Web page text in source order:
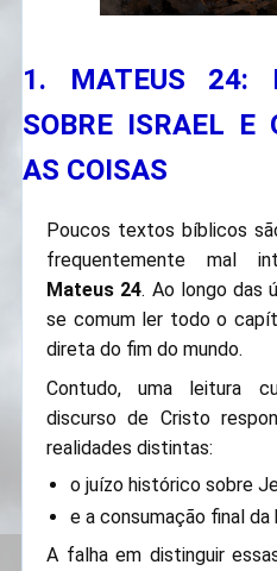
1. MATEUS 24:
SOBRE ISRAEL E
AS COISAS
Poucos textos bíblicos
frequentemente mal
Mateus 24. Ao longo das
se comum ler todo o
direta do fim do mundo.
Contudo, uma leitura
discurso de Cristo
realidades distintas:
o juízo histórico sobre
e a consumação final da
A falha em distinguir